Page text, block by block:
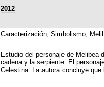
2012
Caracterización; Simbolismo;
Estudio del personaje de Melibea
cadena y la serpiente. El
Celestina. La autora concluye